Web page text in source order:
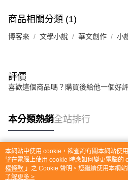
商品相關分類 (1)
博客來 文學小說 華文創作 小
評價
喜歡這個商品嗎？購買後給他一個好
本分類熱銷全站排行
熱門標籤
本網站中使用 cookie，欲查詢有關本網站使
望在電腦上使用 cookie 時應如何變更電腦的
權條款 」之 Cookie 聲明。您繼續使用本網
用條款之 Cookie 聲明使用 cookie。
了解更多 >